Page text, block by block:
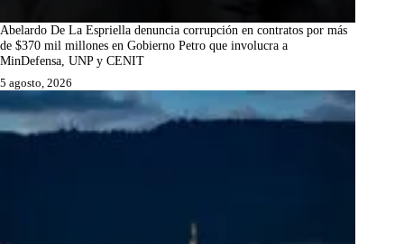
Abelardo De La Espriella denuncia corrupción en contratos por más
de $370 mil millones en Gobierno Petro que involucra a
MinDefensa, UNP y CENIT
5 agosto, 2026